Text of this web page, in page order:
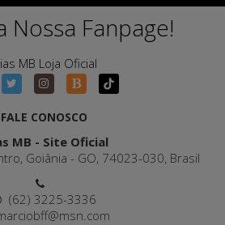
Nossa Fanpage!
MB Loja Oficial
FALE CONOSCO
MB - Site Oficial
Goiânia - GO, 74023-030, Brasil
(62) 3225-3336